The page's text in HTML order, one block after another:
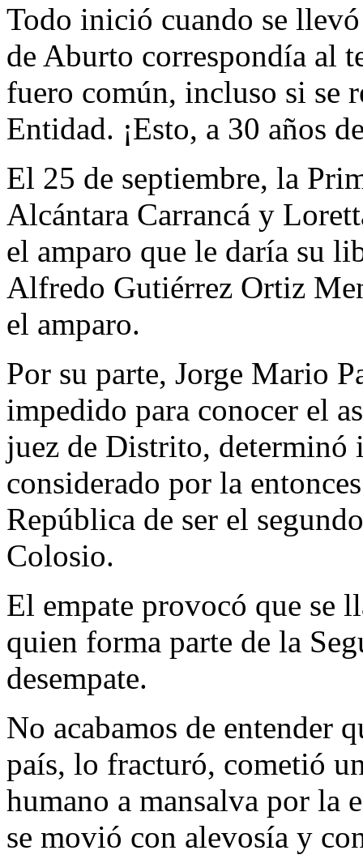
Todo inició cuando se
de Aburto correspondía al
fuero común, incluso si se
Entidad. ¡Esto, a 30 años
El 25 de septiembre, la
Alcántara Carrancá y
el amparo que le daría su
Alfredo Gutiérrez Ortiz
el amparo.
Por su parte, Jorge Mario
impedido para conocer el
juez de Distrito, determinó
considerado por la
República de ser el
Colosio.
El empate provocó que se
quien forma parte de la
desempate.
No acabamos de entender
país, lo fracturó, cometió
humano a mansalva por la
se movió con alevosía y